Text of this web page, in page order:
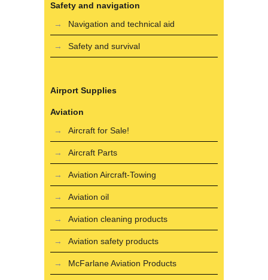
Safety and navigation
Navigation and technical aid
Safety and survival
Airport Supplies
Aviation
Aircraft for Sale!
Aircraft Parts
Aviation Aircraft-Towing
Aviation oil
Aviation cleaning products
Aviation safety products
McFarlane Aviation Products